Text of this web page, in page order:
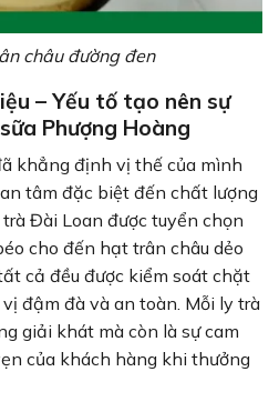
châu đường đen
– Yếu tố tạo nên sự
Phượng Hoàng
khẳng định vị thế của mình
tâm đặc biệt đến chất lượng
Đài Loan được tuyển chọn
cho đến hạt trân châu dẻo
cả đều được kiểm soát chặt
đậm đà và an toàn. Mỗi ly trà
giải khát mà còn là sự cam
của khách hàng khi thưởng